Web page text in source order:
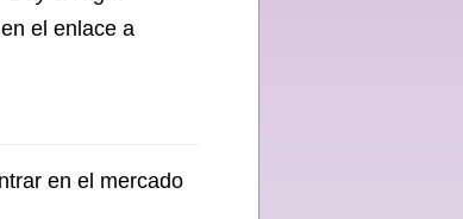
el enlace a
en el mercado